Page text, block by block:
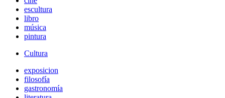
escultura
libro
música
pintura
Cultura
exposicion
filosofía
gastronomía